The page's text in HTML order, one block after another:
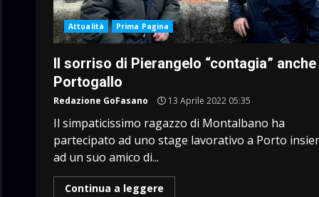
Attualità Prima Pagina
Il sorriso di Pierangelo “contagia”
Portogallo
Redazione GoFasano 13 Aprile 2022 05:35
Il simpaticissimo ragazzo di Montalbano ha
partecipato ad uno stage lavorativo a Porto
ad un suo amico di...
Continua a leggere